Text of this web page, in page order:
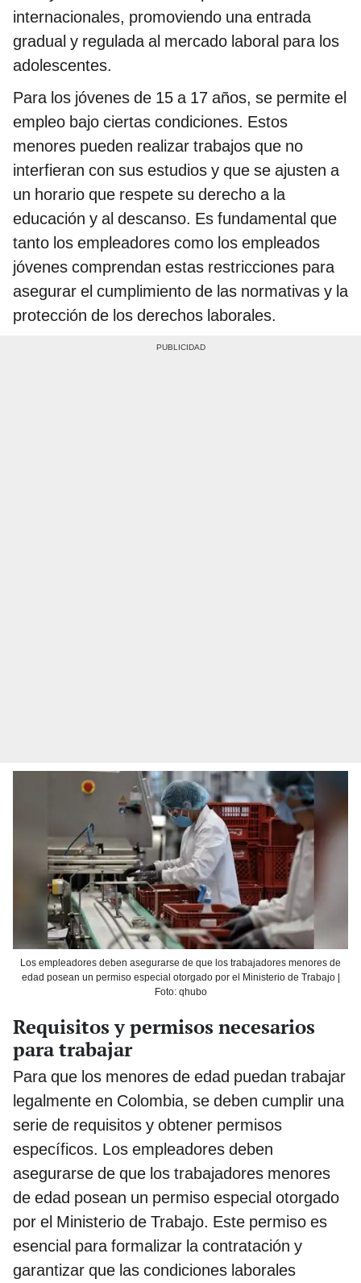
internacionales, promoviendo una entrada
gradual y regulada al mercado laboral para los
adolescentes.
Para los jóvenes de 15 a 17 años, se permite el
empleo bajo ciertas condiciones. Estos
menores pueden realizar trabajos que no
interfieran con sus estudios y que se ajusten a
un horario que respete su derecho a la
educación y al descanso. Es fundamental que
tanto los empleadores como los empleados
jóvenes comprendan estas restricciones para
asegurar el cumplimiento de las normativas y la
protección de los derechos laborales.
Los empleadores deben asegurarse de que los trabajadores menores de
edad posean un permiso especial otorgado por el Ministerio de Trabajo |
Foto: qhubo
Requisitos y permisos necesarios
para trabajar
Para que los menores de edad puedan trabajar
legalmente en Colombia, se deben cumplir una
serie de requisitos y obtener permisos
específicos. Los empleadores deben
asegurarse de que los trabajadores menores
de edad posean un permiso especial otorgado
por el Ministerio de Trabajo. Este permiso es
esencial para formalizar la contratación y
garantizar que las condiciones laborales